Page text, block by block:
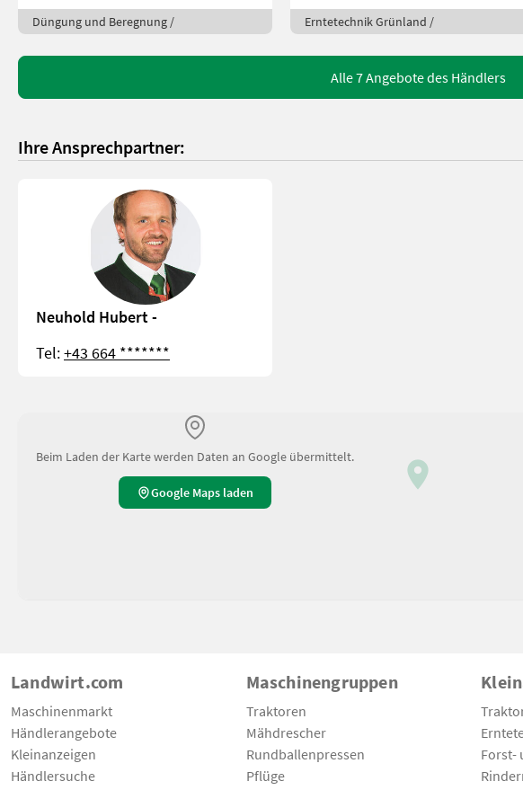
Düngung und Beregnung / Erntetechnik Grünland /
Alle 7 Angebote des Händlers
Ihre Ansprechpartner:
Neuhold Hubert -
Tel:+43 664 *******
Beim Laden der Karte werden Daten an Google übermittelt.
Google Maps laden
Landwirt.com
Maschinenmarkt
Händlerangebote
Kleinanzeigen
Händlersuche
Maschinengruppen
Traktoren
Mähdrescher
Rundballenpressen
Pflüge
Forst-